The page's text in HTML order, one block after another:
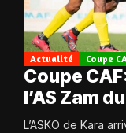
Actualité Coupe
Coupe
l’AS Zam
L’ASKO de Kara